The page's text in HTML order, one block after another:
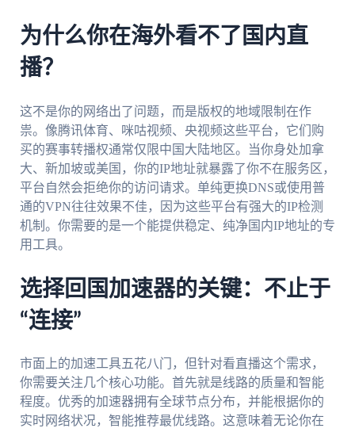
为什么你在海外看不了国内直
播？
这不是你的网络出了问题，而是版权的地域限制在作
祟。像腾讯体育、咪咕视频、央视频这些平台，它们购
买的赛事转播权通常仅限中国大陆地区。当你身处加拿
大、新加坡或美国，你的IP地址就暴露了你不在服务区，
平台自然会拒绝你的访问请求。单纯更换DNS或使用普
通的VPN往往效果不佳，因为这些平台有强大的IP检测
机制。你需要的是一个能提供稳定、纯净国内IP地址的专
用工具。
选择回国加速器的关键：不止于
“连接”
市面上的加速工具五花八门，但针对看直播这个需求，
你需要关注几个核心功能。首先就是线路的质量和智能
程度。优秀的加速器拥有全球节点分布，并能根据你的
实时网络状况，智能推荐最优线路。这意味着无论你在